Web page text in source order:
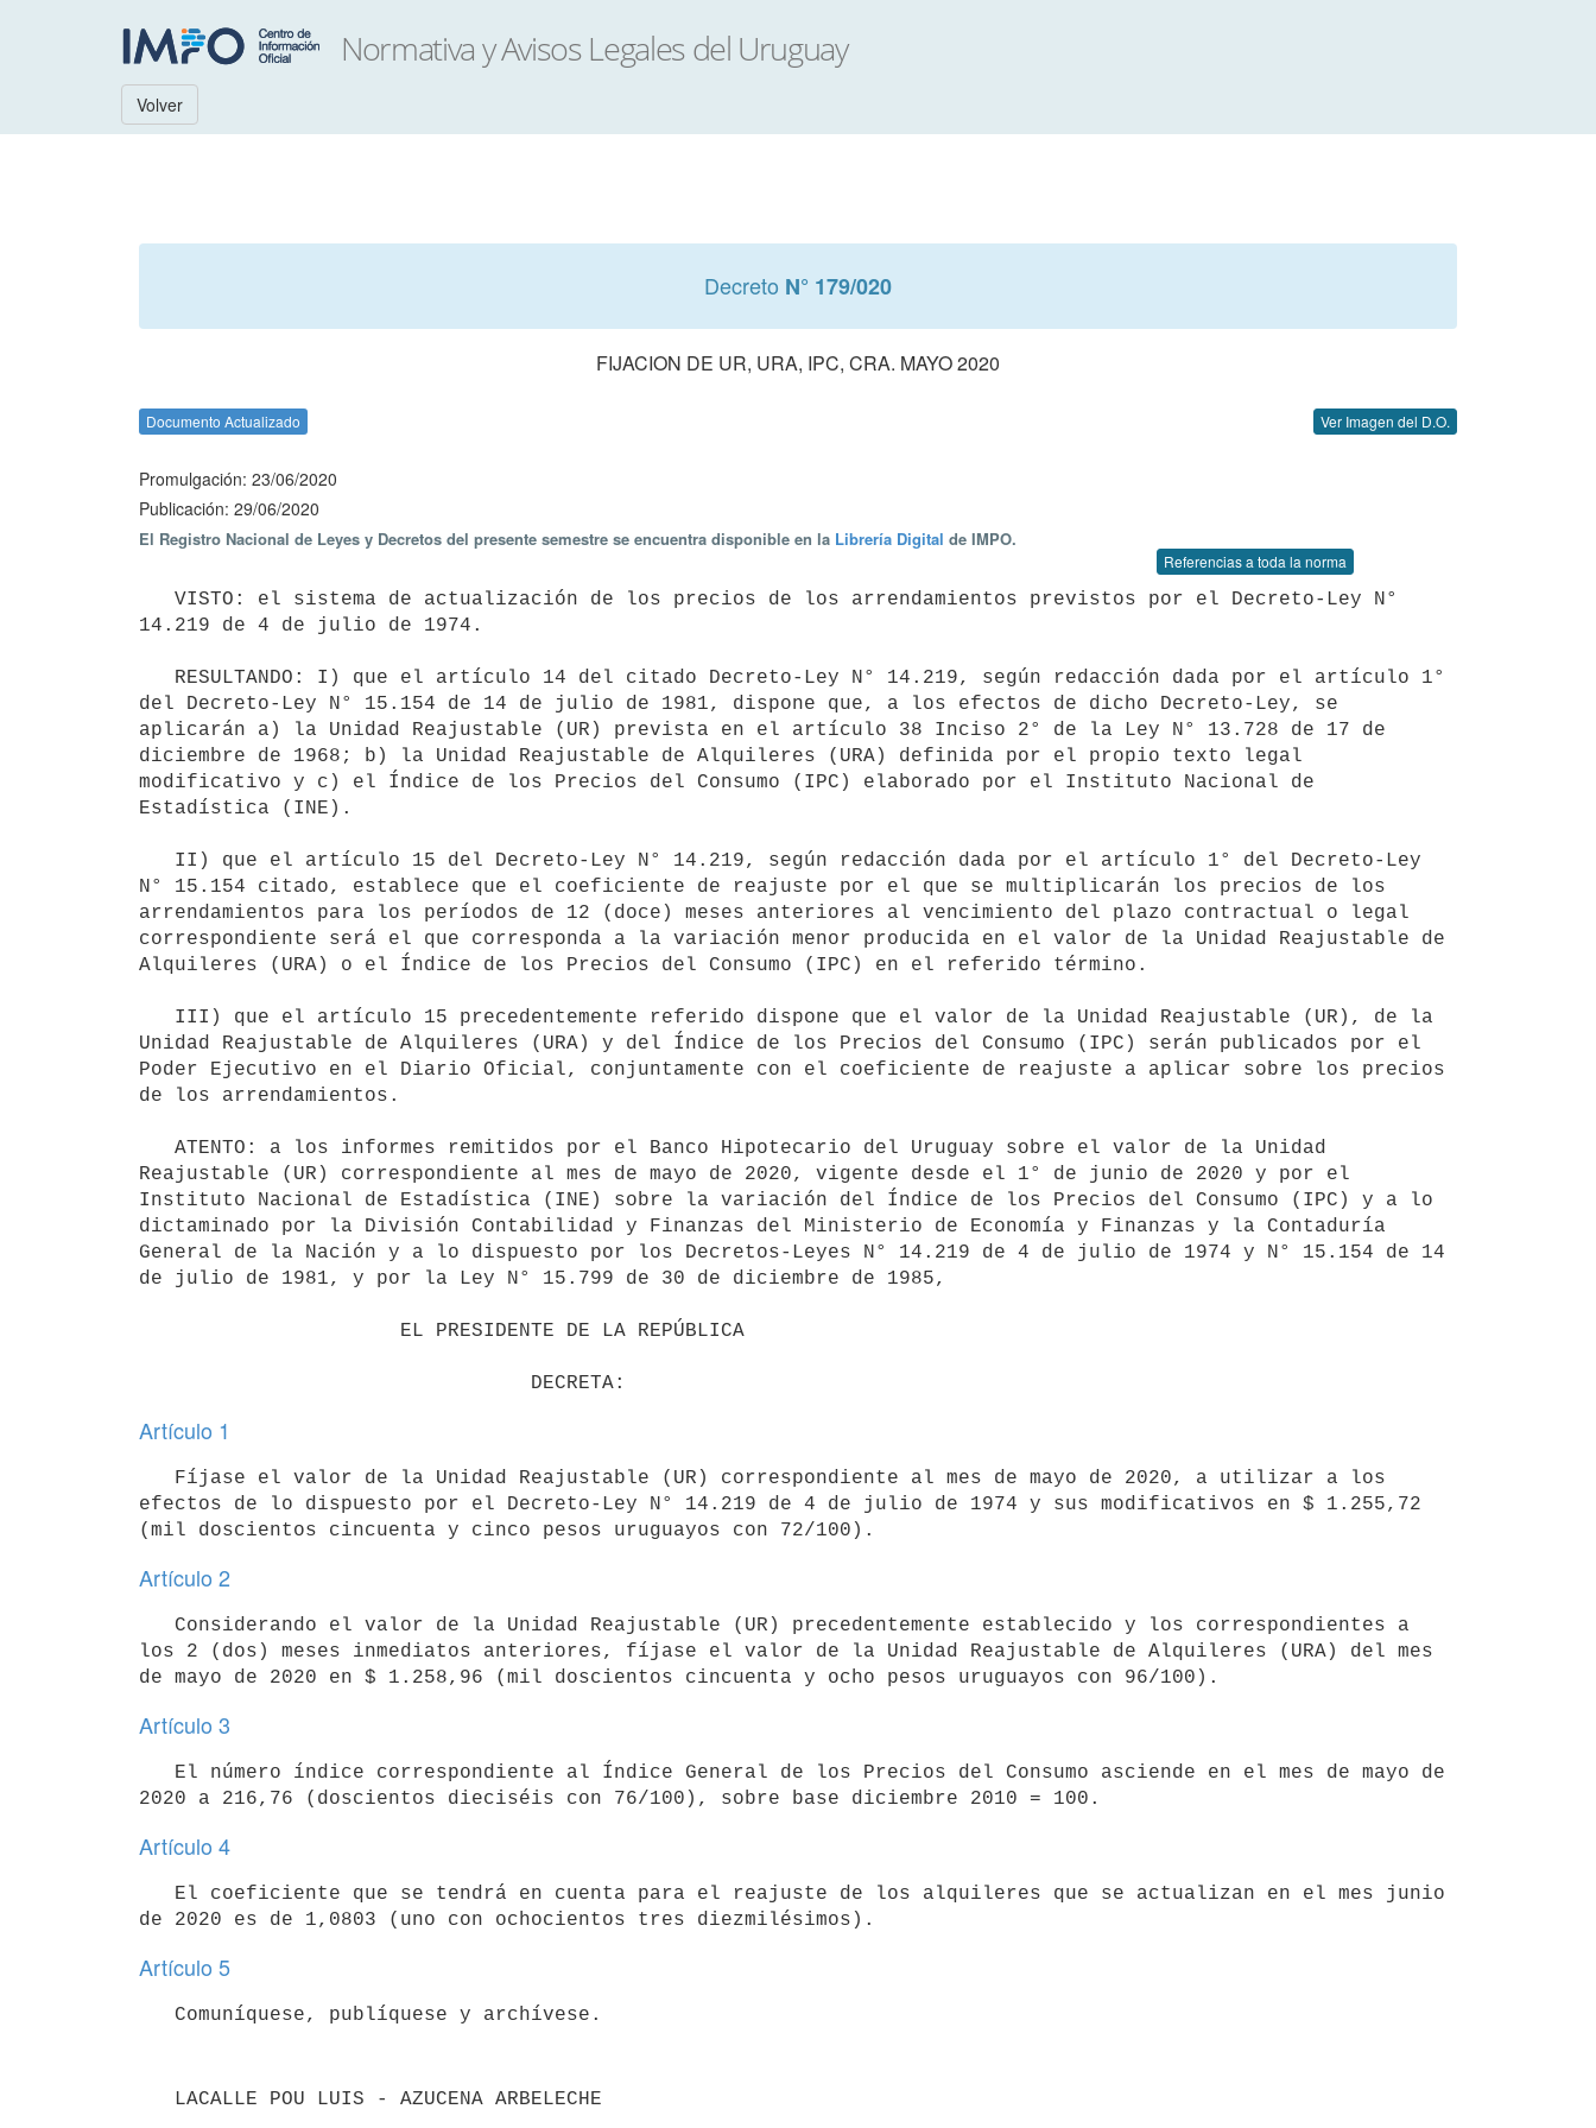
Volver
Decreto N° 179/020
FIJACION DE UR, URA, IPC, CRA. MAYO 2020
Documento Actualizado Ver Imagen del D.O.
Promulgación: 23/06/2020
Publicación: 29/06/2020
El Registro Nacional de Leyes y Decretos del presente semestre se encuentra disponible en la Librería Digital de IMPO.
Referencias a toda la norma
14.219 de 4 de julio de 1974.
del Decreto-Ley N° 15.154 de 14 de julio de 1981, dispone que, a los efectos de dicho Decreto-Ley, se
aplicarán a) la Unidad Reajustable (UR) prevista en el artículo 38 Inciso 2° de la Ley N° 13.728 de 17 de
diciembre de 1968; b) la Unidad Reajustable de Alquileres (URA) definida por el propio texto legal
modificativo y c) el Índice de los Precios del Consumo (IPC) elaborado por el Instituto Nacional de
Estadística (INE).
N° 15.154 citado, establece que el coeficiente de reajuste por el que se multiplicarán los precios de los
arrendamientos para los períodos de 12 (doce) meses anteriores al vencimiento del plazo contractual o legal
correspondiente será el que corresponda a la variación menor producida en el valor de la Unidad Reajustable de
Alquileres (URA) o el Índice de los Precios del Consumo (IPC) en el referido término.
Unidad Reajustable de Alquileres (URA) y del Índice de los Precios del Consumo (IPC) serán publicados por el
Poder Ejecutivo en el Diario Oficial, conjuntamente con el coeficiente de reajuste a aplicar sobre los precios
de los arrendamientos.
Reajustable (UR) correspondiente al mes de mayo de 2020, vigente desde el 1° de junio de 2020 y por el
Instituto Nacional de Estadística (INE) sobre la variación del Índice de los Precios del Consumo (IPC) y a lo
dictaminado por la División Contabilidad y Finanzas del Ministerio de Economía y Finanzas y la Contaduría
General de la Nación y a lo dispuesto por los Decretos-Leyes N° 14.219 de 4 de julio de 1974 y N° 15.154 de 14
de julio de 1981, y por la Ley N° 15.799 de 30 de diciembre de 1985,
Artículo 1
efectos de lo dispuesto por el Decreto-Ley N° 14.219 de 4 de julio de 1974 y sus modificativos en $ 1.255,72
Artículo 2
los 2 (dos) meses inmediatos anteriores, fíjase el valor de la Unidad Reajustable de Alquileres (URA) del mes
Artículo 3
Artículo 4
Artículo 5
   LACALLE POU LUIS - AZUCENA ARBELECHE